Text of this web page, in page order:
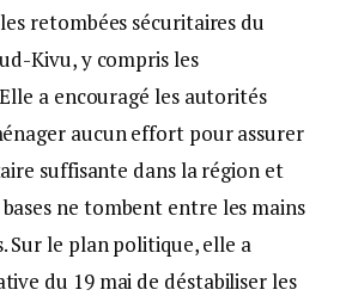
retombées sécuritaires du
Kivu, y compris les
a encouragé les autorités
aucun effort pour assurer
suffisante dans la région et
ne tombent entre les mains
Sur le plan politique, elle a
du 19 mai de déstabiliser les